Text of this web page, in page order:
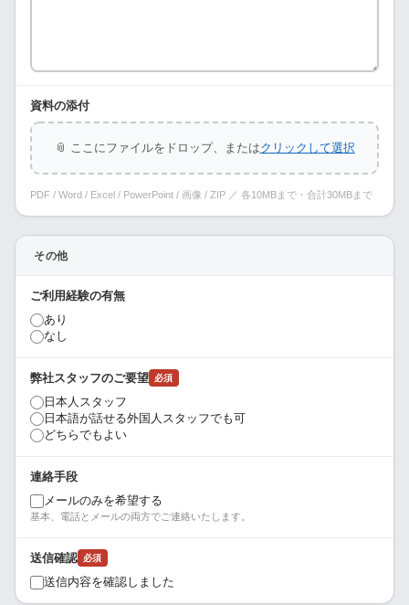
資料の添付
📎 ここにファイルをドロップ、またはクリックして選択
PDF / Word / Excel / PowerPoint / 画像 / ZIP ／ 各10MBまで・合計30MBまで
その他
ご利用経験の有無
あり
なし
弊社スタッフのご要望 必須
日本人スタッフ
日本語が話せる外国人スタッフでも可
どちらでもよい
連絡手段
メールのみを希望する
基本、電話とメールの両方でご連絡いたします。
送信確認 必須
送信内容を確認しました